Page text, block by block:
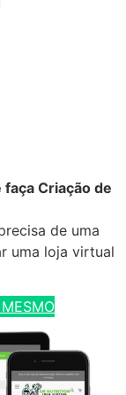
Criação de
de uma
uma loja virtual